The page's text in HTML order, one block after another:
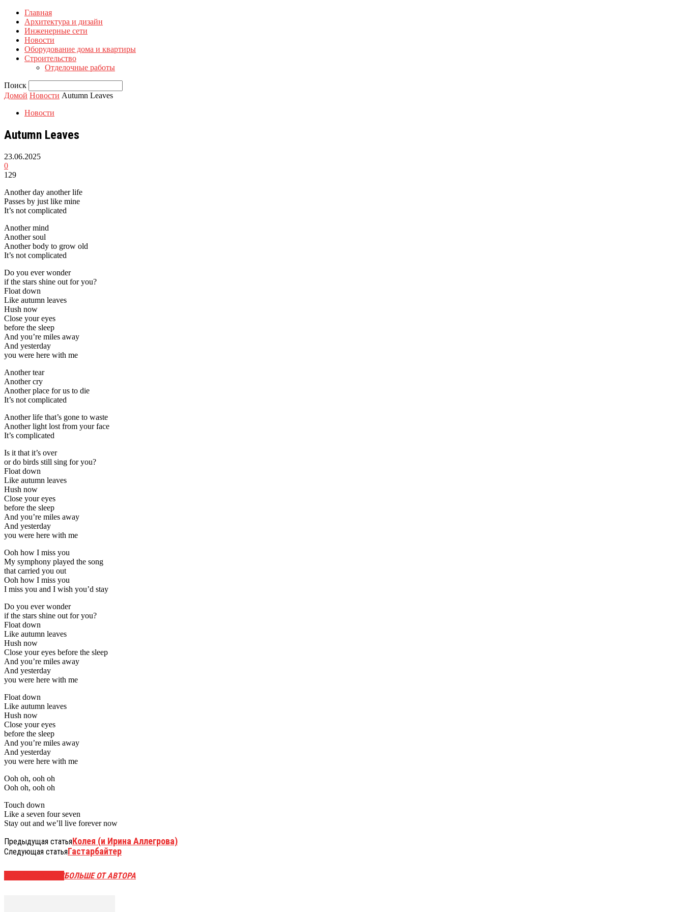
Главная
Архитектура и дизайн
Инженерные сети
Новости
Оборудование дома и квартиры
Строительство
Отделочные работы
Поиск
Домой Новости Autumn Leaves
Новости
Autumn Leaves
23.06.2025
0
129
Another day another life
Passes by just like mine
It’s not complicated
Another mind
Another soul
Another body to grow old
It’s not complicated
Do you ever wonder
if the stars shine out for you?
Float down
Like autumn leaves
Hush now
Close your eyes
before the sleep
And you’re miles away
And yesterday
you were here with me
Another tear
Another cry
Another place for us to die
It’s not complicated
Another life that’s gone to waste
Another light lost from your face
It’s complicated
Is it that it’s over
or do birds still sing for you?
Float down
Like autumn leaves
Hush now
Close your eyes
before the sleep
And you’re miles away
And yesterday
you were here with me
Ooh how I miss you
My symphony played the song
that carried you out
Ooh how I miss you
I miss you and I wish you’d stay
Do you ever wonder
if the stars shine out for you?
Float down
Like autumn leaves
Hush now
Close your eyes before the sleep
And you’re miles away
And yesterday
you were here with me
Float down
Like autumn leaves
Hush now
Close your eyes
before the sleep
And you’re miles away
And yesterday
you were here with me
Ooh oh, ooh oh
Ooh oh, ooh oh
Touch down
Like a seven four seven
Stay out and we’ll live forever now
Предыдущая статьяКолея (и Ирина Аллегрова)
Следующая статьяГастарбайтер
БОЛЬШЕ ОТ АВТОРА